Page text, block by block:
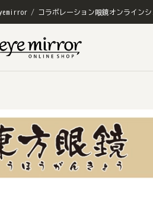
/ コラボレーション眼鏡オンラインシ